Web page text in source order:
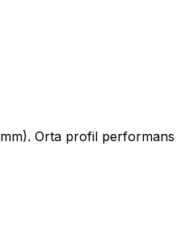
mm). Orta profil performans